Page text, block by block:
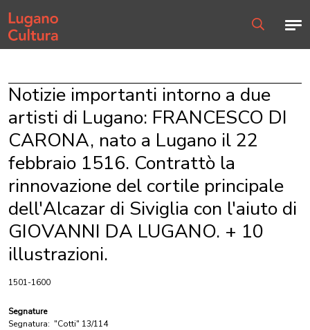
Home page
Notizie importanti intorno a due
artisti di Lugano: FRANCESCO DI
CARONA, nato a Lugano il 22
febbraio 1516. Contrattò la
rinnovazione del cortile principale
dell'Alcazar di Siviglia con l'aiuto di
GIOVANNI DA LUGANO. + 10
illustrazioni.
1501-1600
Segnature
Segnatura: "Cotti" 13/114